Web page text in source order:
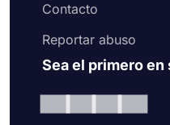
Contacto
Reportar abuso
Sea el primero en